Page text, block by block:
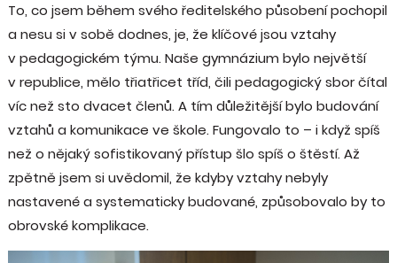
To, co jsem během svého ředitelského působení pochopil
a nesu si v sobě dodnes, je, že klíčové jsou vztahy
v pedagogickém týmu. Naše gymnázium bylo největší
v republice, mělo třiatřicet tříd, čili pedagogický sbor čítal
víc než sto dvacet členů. A tím důležitější bylo budování
vztahů a komunikace ve škole. Fungovalo to – i když spíš
než o nějaký sofistikovaný přístup šlo spíš o štěstí. Až
zpětně jsem si uvědomil, že kdyby vztahy nebyly
nastavené a systematicky budované, způsobovalo by to
obrovské komplikace.